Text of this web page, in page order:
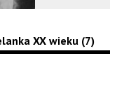
XX wieku (7)